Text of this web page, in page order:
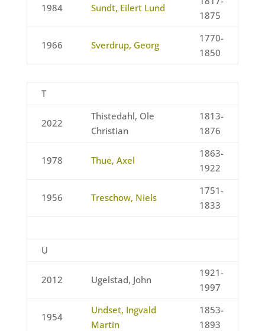
1984 Sundt, Eilert Lund
1875
1966 Sverdrup, Georg
1770-
1850
T
2022
Thistedahl, Ole
Christian
1813-
1876
1978 Thue, Axel
1863-
1922
1956 Treschow, Niels
1751-
1833
U
2012 Ugelstad, John
1921-
1997
1954
Undset, Ingvald
Martin
1853-
1893